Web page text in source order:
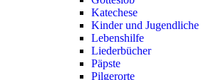
Katechese
Kinder und Jugendliche
Lebenshilfe
Liederbücher
Päpste
Pilgerorte